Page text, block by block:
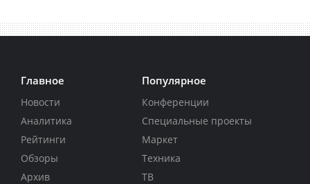
Главное
Новости
Аналитика
Рейтинги
Обзоры
Архив
Популярное
Конференции
Специальные проекты
Маркет
Техника
ТВ